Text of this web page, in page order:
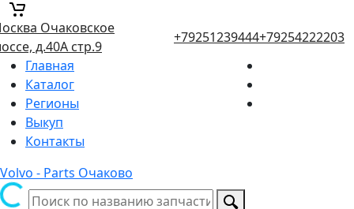
Очаковское
д.40А стр.9
+79251239444+79254222203
Главная
Каталог
Регионы
Выкуп
Контакты
Volvo - Parts Очаково